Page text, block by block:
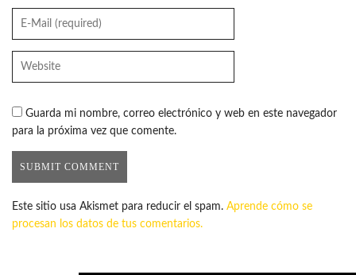
Guarda mi nombre, correo electrónico y web en este navegador
para la próxima vez que comente.
Este sitio usa Akismet para reducir el spam. Aprende cómo se
procesan los datos de tus comentarios.